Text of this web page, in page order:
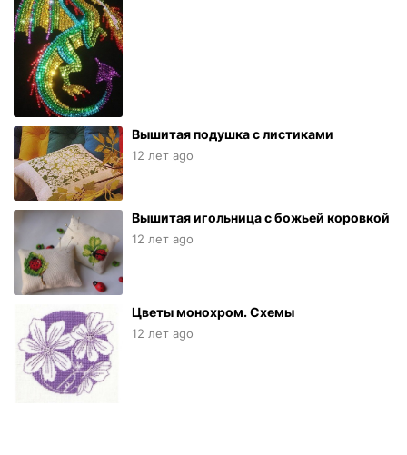
Вышитая подушка с листиками
12 лет ago
Вышитая игольница с божьей коровкой
12 лет ago
Цветы монохром. Схемы
12 лет ago